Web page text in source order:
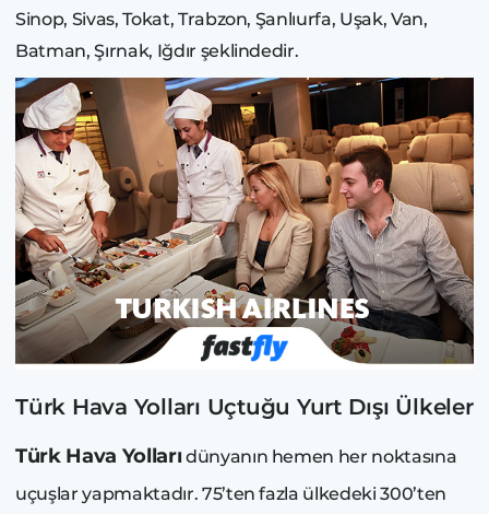
Sinop, Sivas, Tokat, Trabzon, Şanlıurfa, Uşak, Van,
Batman, Şırnak, Iğdır şeklindedir.
Türk Hava Yolları Uçtuğu Yurt Dışı Ülkeler
Türk Hava Yollarıdünyanın hemen her noktasına
uçuşlar yapmaktadır. 75’ten fazla ülkedeki 300’ten